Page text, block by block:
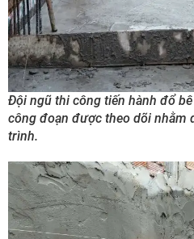
Đội ngũ thi công tiến hành đổ
công đoạn được theo dõi nhằm
trình.